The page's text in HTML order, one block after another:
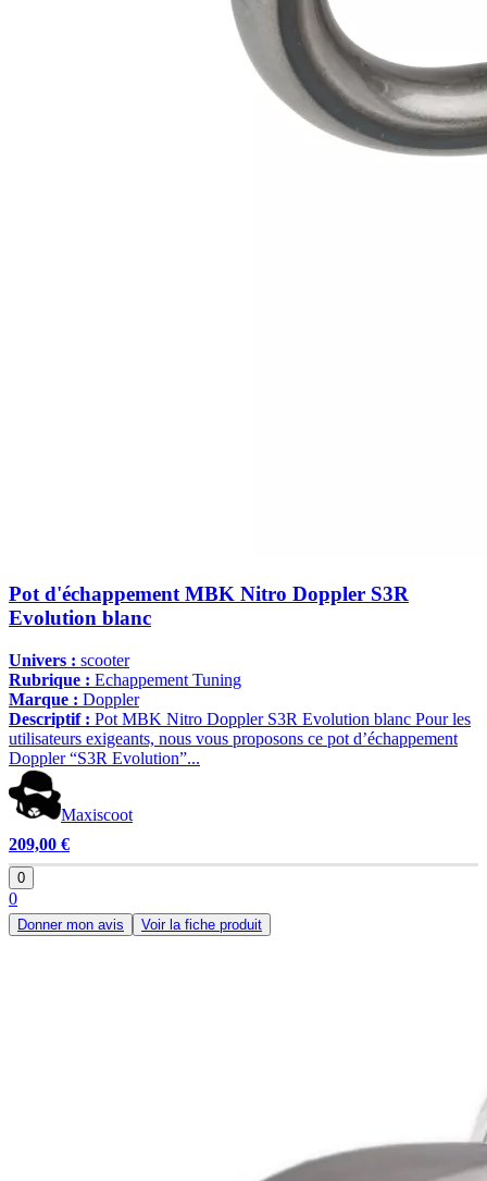
Pot d'échappement MBK Nitro Doppler S3R
Evolution blanc
Univers : scooter
Rubrique : Echappement Tuning
Marque : Doppler
Descriptif : Pot MBK Nitro Doppler S3R Evolution blanc Pour les
utilisateurs exigeants, nous vous proposons ce pot d’échappement
Doppler “S3R Evolution”...
Maxiscoot
209,00 €
0
0
Donner mon avis Voir la fiche produit